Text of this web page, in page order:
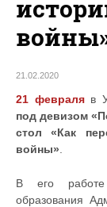
21.02.2020
21 февраляв
под девизом
стол «Как
войны»
В его работе
образования